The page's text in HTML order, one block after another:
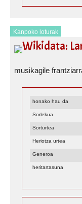
Kanpoko loturak
Wikidata:
musikagile
honako hau da
Sorlekua
Sorturtea
Heriotza urtea
Generoa
heritartasuna